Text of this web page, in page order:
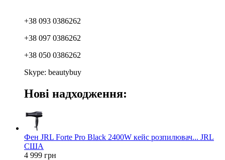
+38 093 0386262
+38 097 0386262
+38 050 0386262
Skype: beautybuy
Нові надходження:
Фен JRL Forte Pro Black 2400W кейс розпилювач... JRL
США
4 999 грн